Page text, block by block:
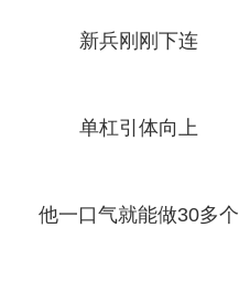
新兵刚刚下连
单杠引体向上
他一口气就能做30多个